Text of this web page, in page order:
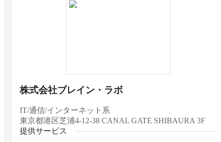
株式会社ブレイン・ラボ
IT/通信/インターネット系
東京都港区芝浦4-12-38 CANAL GATE SHIBAURA 3F
提供サービス